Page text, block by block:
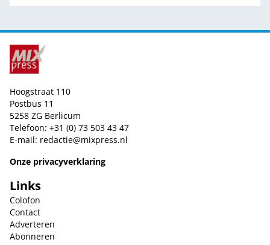
Hoogstraat 110
Postbus 11
5258 ZG Berlicum
Telefoon: +31 (0) 73 503 43 47
E-mail: redactie@mixpress.nl
Onze privacyverklaring
Links
Colofon
Contact
Adverteren
Abonneren